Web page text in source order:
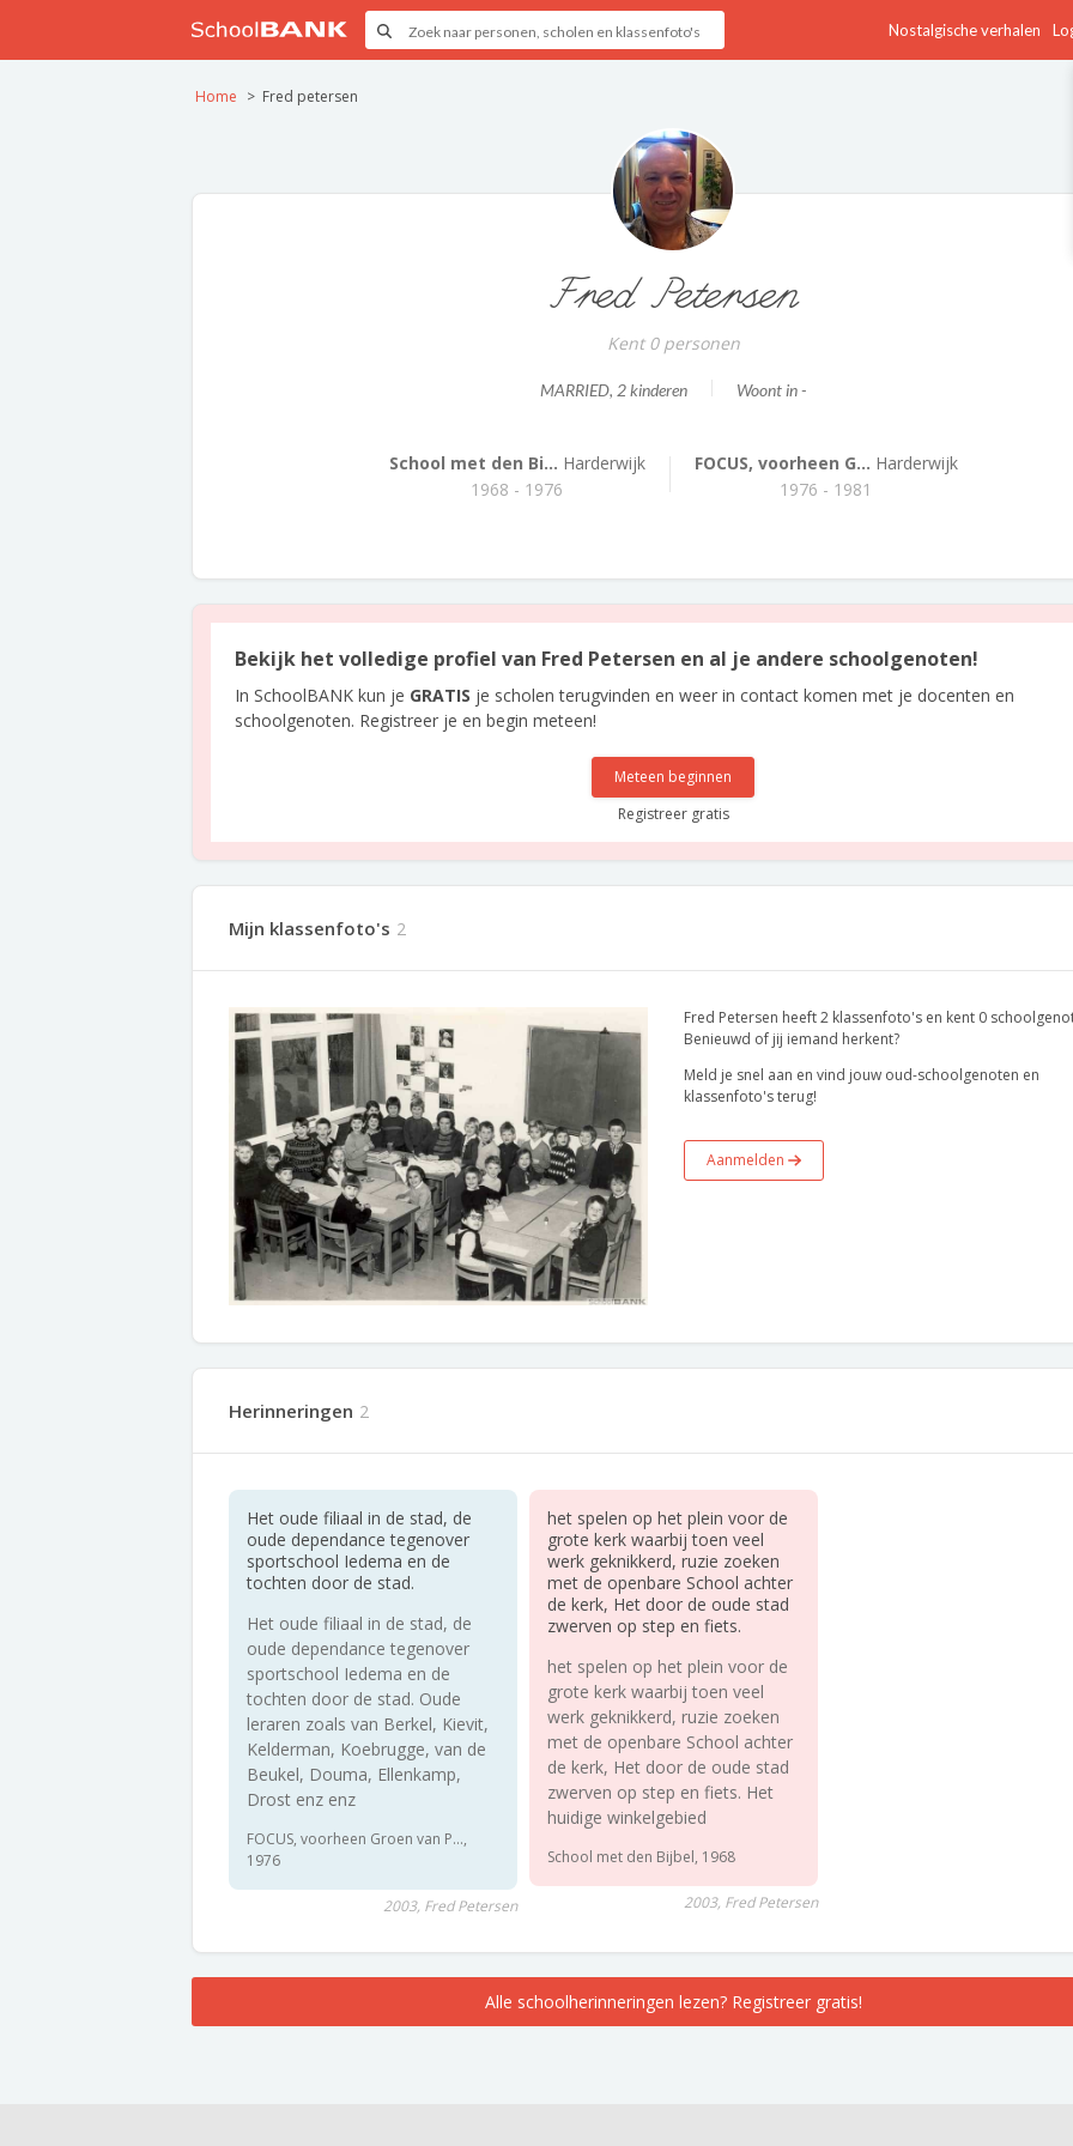
Nostalgische verhalen
Home Fred petersen
Fred Petersen
Kent 0 personen
MARRIED, 2 kinderen Woont in -
School met den Bi... Harderwijk
1968 - 1976
FOCUS, voorheen G... Harderwijk
1976 - 1981
Bekijk het volledige profiel van Fred Petersen en al je andere schoolgenoten!
In SchoolBANK kun je GRATIS je scholen terugvinden en weer in contact komen met je docenten en
schoolgenoten. Registreer je en begin meteen!
Meteen beginnen
Registreer gratis
Mijn klassenfoto's 2
Fred Petersen heeft 2 klassenfoto's en kent 0
Benieuwd of jij iemand herkent?
Meld je snel aan en vind jouw oud-schoolgenoten en
klassenfoto's terug!
Aanmelden
Herinneringen 2
Het oude filiaal in de stad, de
oude dependance tegenover
sportschool Iedema en de
tochten door de stad.
Het oude filiaal in de stad, de
oude dependance tegenover
sportschool Iedema en de
tochten door de stad. Oude
leraren zoals van Berkel, Kievit,
Kelderman, Koebrugge, van de
Beukel, Douma, Ellenkamp,
Drost enz enz
FOCUS, voorheen Groen van P...,
1976
2003, Fred Petersen
het spelen op het plein voor de
grote kerk waarbij toen veel
werk geknikkerd, ruzie zoeken
met de openbare School achter
de kerk, Het door de oude stad
zwerven op step en fiets.
het spelen op het plein voor de
grote kerk waarbij toen veel
werk geknikkerd, ruzie zoeken
met de openbare School achter
de kerk, Het door de oude stad
zwerven op step en fiets. Het
huidige winkelgebied
School met den Bijbel, 1968
2003, Fred Petersen
Alle schoolherinneringen lezen? Registreer gratis!